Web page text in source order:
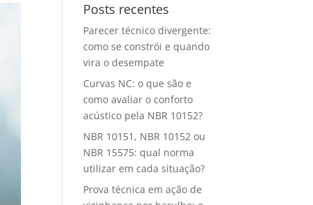
Posts recentes
Parecer técnico divergente:
como se constrói e quando
vira o desempate
Curvas NC: o que são e
como avaliar o conforto
acústico pela NBR 10152?
NBR 10151, NBR 10152 ou
NBR 15575: qual norma
utilizar em cada situação?
Prova técnica em ação de